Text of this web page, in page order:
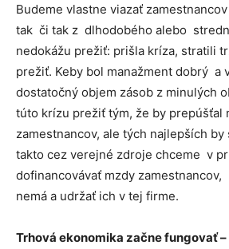
Budeme vlastne viazať
tak či tak z dlhodobého alebo
nedokážu prežiť: prišla kríza, stratili
prežiť. Keby bol manažment dobrý a
dostatočný objem zásob z minulých
túto krízu prežiť tým, že by prepúšťal
zamestnancov, ale tých najlepších
takto cez verejné zdroje chceme v
dofinancovávať mzdy
nemá a udržať ich v tej firme.
Trhová ekonomika začne fungovať